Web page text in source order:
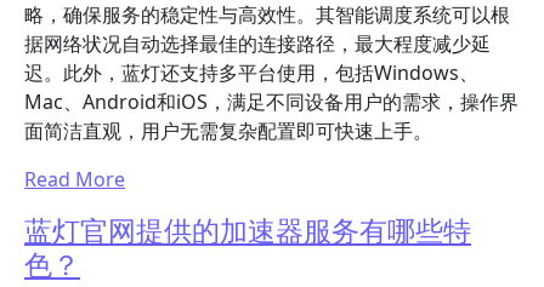
略，确保服务的稳定性与高效性。其智能调度系统可以根
据网络状况自动选择最佳的连接路径，最大程度减少延
迟。此外，蓝灯还支持多平台使用，包括Windows、
Mac、Android和iOS，满足不同设备用户的需求，操作界
面简洁直观，用户无需复杂配置即可快速上手。
Read More
蓝灯官网提供的加速器服务有哪些特
色？